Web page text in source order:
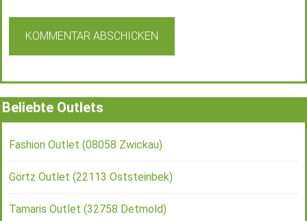
Beliebte Outlets
Fashion Outlet (08058 Zwickau)
Görtz Outlet (22113 Oststeinbek)
Tamaris Outlet (32758 Detmold)